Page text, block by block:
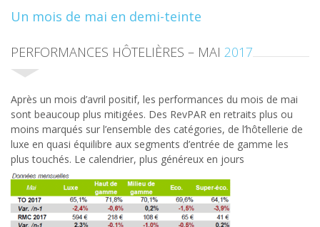
Un mois de mai en demi-teinte
PERFORMANCES HÔTELIÈRES – MAI 2017
Après un mois d’avril positif, les performances du mois de mai
sont beaucoup plus mitigées. Des RevPAR en retraits plus ou
moins marqués sur l’ensemble des catégories, de l’hôtellerie de
luxe en quasi équilibre aux segments d’entrée de gamme les
plus touchés. Le calendrier, plus généreux en jours